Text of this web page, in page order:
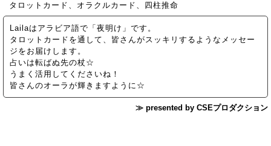
タロットカード、オラクルカード、四柱推命
Lailaはアラビア語で「夜明け」です。
タロットカードを通して、皆さんがスッキリするようなメッセー
ジをお届けします。
占いは転ばぬ先の杖☆
うまく活用してくださいね！
皆さんのオーラが輝きますように☆
≫ presented by CSEプロダクション